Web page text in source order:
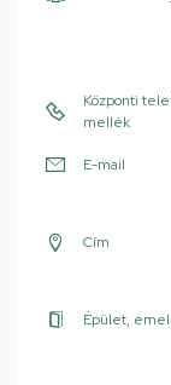
Központi
mellék
E-mail
Cím
Épület,